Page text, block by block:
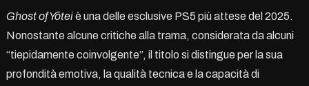
Ghost of Yōteiè una delle esclusive PS5 più attese del 2025.
Nonostante alcune critiche alla trama, considerata da alcuni
“tiepidamente coinvolgente”, il titolo si distingue per la sua
profondità emotiva, la qualità tecnica e la capacità di